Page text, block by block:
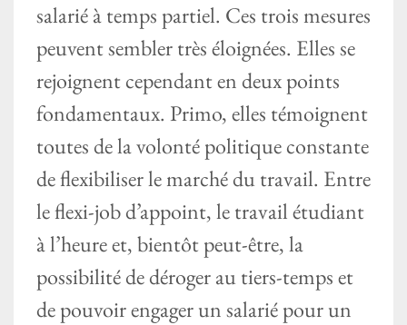
salarié à temps partiel. Ces trois mesures
peuvent sembler très éloignées. Elles se
rejoignent cependant en deux points
fondamentaux. Primo, elles témoignent
toutes de la volonté politique constante
de flexibiliser le marché du travail. Entre
le flexi-job d’appoint, le travail étudiant
à l’heure et, bientôt peut-être, la
possibilité de déroger au tiers-temps et
de pouvoir engager un salarié pour un